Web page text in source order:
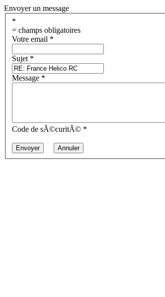
Envoyer un message
*
= champs obligatoires
Votre email *
Sujet *
Message *
Code de sÃ©curitÃ© *